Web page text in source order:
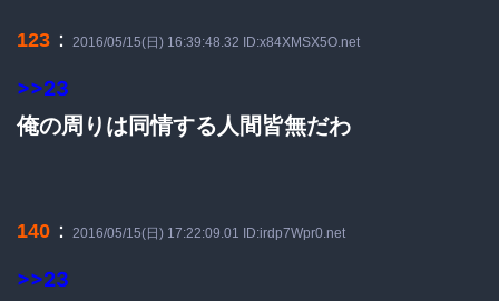
123 ： 2016/05/15(日) 16:39:48.32 ID:x84XMSX5O.net
>>23
俺の周りは同情する人間皆無だわ
140 ： 2016/05/15(日) 17:22:09.01 ID:irdp7Wpr0.net
>>23